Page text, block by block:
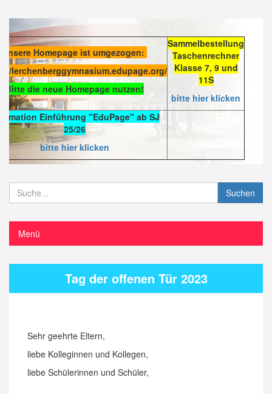
Unsere Homepage ist umgezogen:
lerchenberggymnasium.edupage.org/
Bitte die neue Homepage nutzen!
Sammelbestellung
Taschenrechner
Klasse 7, 9 und
11S
bitte hier klicken
Einführung "EduPage" ab SJ
25/26
bitte hier klicken
Suchen
Menü
Tag der offenen Tür 2023
Sehr geehrte Eltern,
liebe Kolleginnen und Kollegen,
liebe Schülerinnen und Schüler,